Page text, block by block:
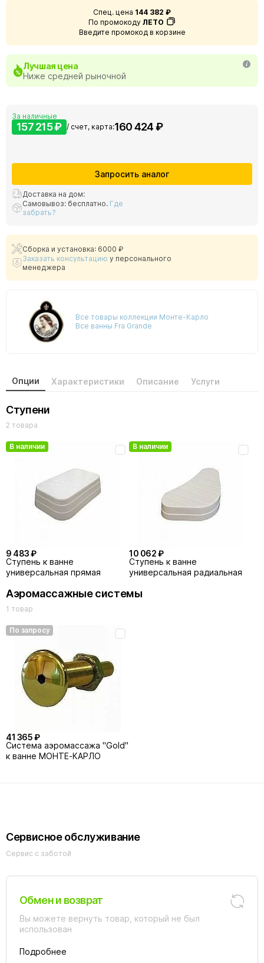
Спец. цена 144 382 ₽
По промокоду ЛЕТО
Введите промокод в корзине
Лучшая цена
Ниже средней рыночной
За наличные
157 215 ₽ / счет, карта:160 424 ₽
Запросить аналог
Доставка на дом:
Самовывоз: бесплатно. Где
забрать?
Сборка и установка: 6000 ₽
Заказать консультацию у персонального
менеджера
Все товары коллекции Монте-Карло
Все ванны Fra Grande
Опции Характеристики Описание Услуги
Ступени
2 товара
В наличии
9 483 ₽
Cтупень к ванне
универсальная прямая
В наличии
10 062 ₽
Ступень к ванне
универсальная радиальная
Аэромассажные системы
1 товар
По запросу
41 365 ₽
Система аэромассажа "Gold"
к ванне МОНТЕ-КАРЛО
Сервисное обслуживание
Сервис с заботой
Обмен и возврат
Вы можете вернуть товар, который не был
использован
Подробнее